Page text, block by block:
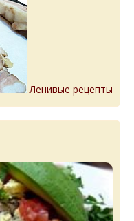
Ленивые рецепты